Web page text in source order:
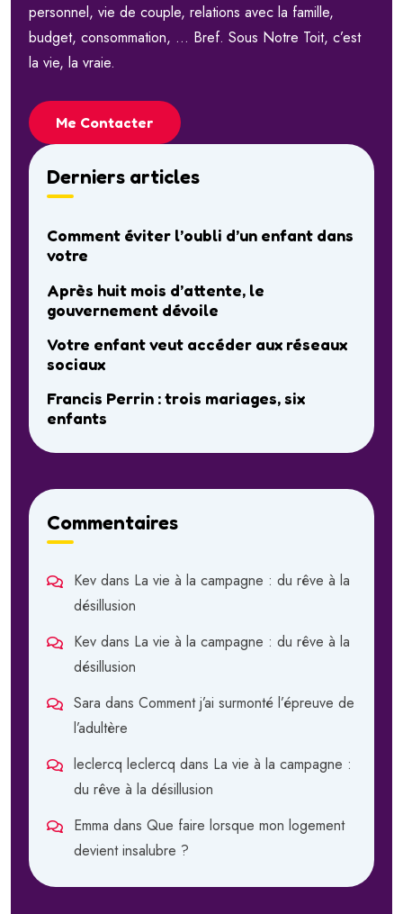
personnel, vie de couple, relations avec la famille,
budget, consommation, … Bref. Sous Notre Toit, c’est
la vie, la vraie.
Me Contacter
Derniers articles
Comment éviter l’oubli d’un enfant dans
votre
Après huit mois d’attente, le
gouvernement dévoile
Votre enfant veut accéder aux réseaux
sociaux
Francis Perrin : trois mariages, six
enfants
Commentaires
Kev dans La vie à la campagne : du rêve à la
désillusion
Kev dans La vie à la campagne : du rêve à la
désillusion
Sara dans Comment j’ai surmonté l’épreuve de
l’adultère
leclercq leclercq dans La vie à la campagne :
du rêve à la désillusion
Emma dans Que faire lorsque mon logement
devient insalubre ?